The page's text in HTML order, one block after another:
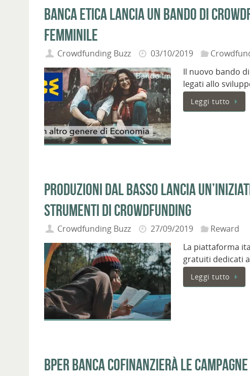
Banca Etica lancia un bando di
femminile
Crowdfunding Buzz 03/10/2019
Il nuovo bando
legati allo
Leggi tutto
Produzioni Dal Basso lancia
strumenti di crowdfunding
Crowdfunding Buzz 27/09/2019
Reward
La piattaforma
gratuiti dedicati
Leggi tutto
BPER Banca cofinanzierà le